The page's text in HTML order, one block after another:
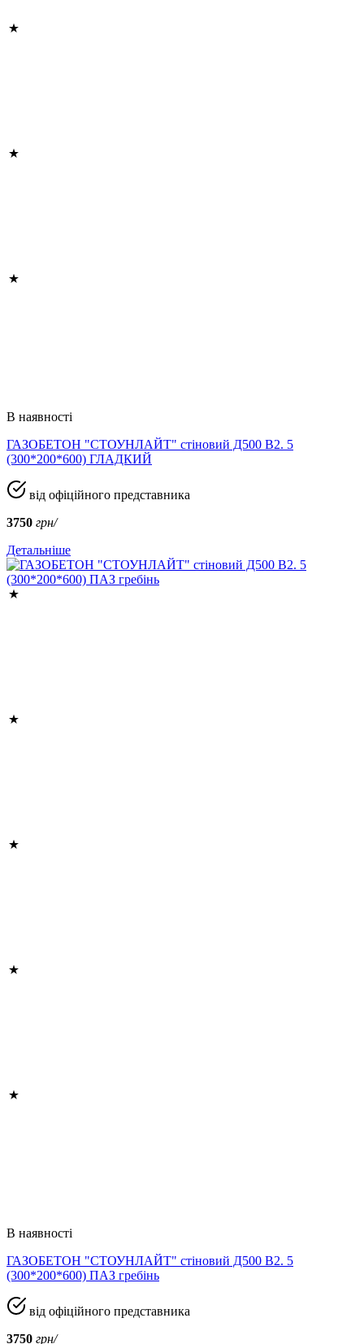
В наявності
ГАЗОБЕТОН "СТОУНЛАЙТ" стіновий Д500 В2. 5
(300*200*600) ГЛАДКИЙ
від офіційного представника
3750 грн/
Детальніше
В наявності
ГАЗОБЕТОН "СТОУНЛАЙТ" стіновий Д500 В2. 5
(300*200*600) ПАЗ гребінь
від офіційного представника
3750 грн/